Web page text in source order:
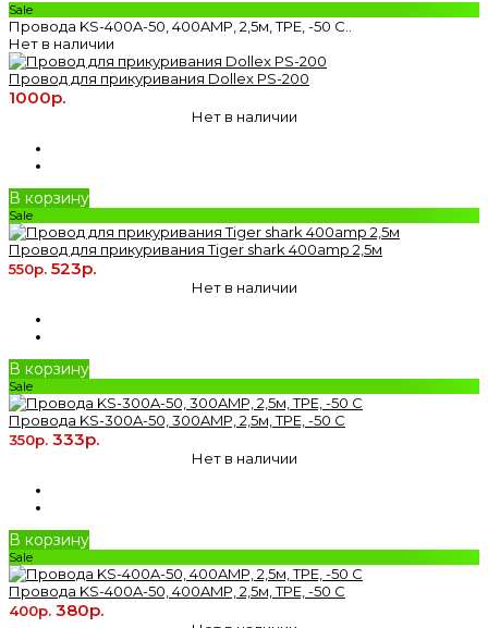
Sale
Провода KS-400A-50, 400AMP, 2,5м, TPE, -50 С..
Нет в наличии
Провод для прикуривания Dollex PS-200
1000р.
Нет в наличии
В корзину
Sale
Провод для прикуривания Tiger shark 400amp 2,5м
550р. 523р.
Нет в наличии
В корзину
Sale
Провода KS-300A-50, 300AMP, 2,5м, TPE, -50 С
350р. 333р.
Нет в наличии
В корзину
Sale
Провода KS-400A-50, 400AMP, 2,5м, TPE, -50 С
400р. 380р.